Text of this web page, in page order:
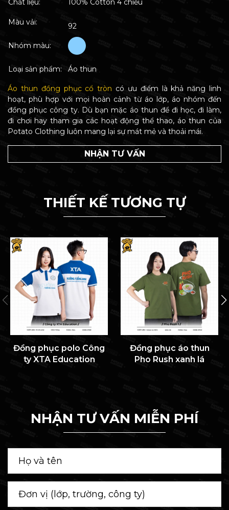
Chất liệu: 100% Cotton 4 chiều
Màu vải: 92
Nhóm màu:
Loại sản phẩm: Áo thun
Áo thun đồng phục cổ tròn có ưu điểm là khả năng linh
hoạt, phù hợp với mọi hoàn cảnh từ áo lớp, áo nhóm đến
đồng phục công ty. Dù bạn mặc áo thun để đi học, đi làm,
đi chơi hay tham gia các hoạt động thể thao, áo thun của
Potato Clothing luôn mang lại sự mát mẻ và thoải mái.
NHẬN TƯ VẤN
THIẾT KẾ TƯƠNG TỰ
Đồng phục polo Công
ty XTA Education
Đồng phục áo thun
Pho Rush xanh lá
NHẬN TƯ VẤN MIỄN PHÍ